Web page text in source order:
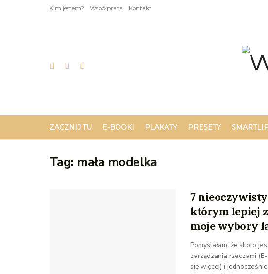
Kim jestem? Współpraca Kontakt
ZACZNIJ TU E-BOOKI PLAKATY PRESETY
Tag: mała modelka
7
którym lepiej
moje wybory
Pomyślałam, że skoro
zarządzania rzeczami
się więcej) i